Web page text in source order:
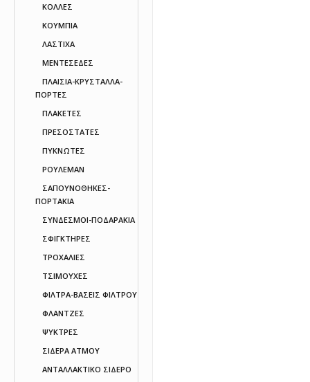
ΚΟΛΛΕΣ
ΚΟΥΜΠΙΑ
ΛΑΣΤΙΧΑ
ΜΕΝΤΕΣΕΔΕΣ
ΠΛΑΙΣΙΑ-ΚΡΥΣΤΑΛΛΑ-
ΠΟΡΤΕΣ
ΠΛΑΚΕΤΕΣ
ΠΡΕΣΟΣΤΑΤΕΣ
ΠΥΚΝΩΤΕΣ
ΡΟΥΛΕΜΑΝ
ΣΑΠΟΥΝΟΘΗΚΕΣ-
ΠΟΡΤΑΚΙΑ
ΣΥΝΔΕΣΜΟΙ-ΠΟΔΑΡΑΚΙΑ
ΣΦΙΓΚΤΗΡΕΣ
ΤΡΟΧΑΛΙΕΣ
ΤΣΙΜΟΥΧΕΣ
ΦΙΛΤΡΑ-ΒΑΣΕΙΣ ΦΙΛΤΡΟΥ
ΦΛΑΝΤΖΕΣ
ΨΥΚΤΡΕΣ
ΣΙΔΕΡΑ ΑΤΜΟΥ
ΑΝΤΑΛΛΑΚΤΙΚΟ ΣΙΔΕΡΟ